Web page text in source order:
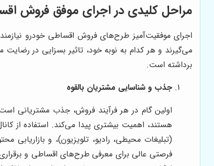
مراحل کلیدی در اجرای موفق فروش
اجرای موفقیت‌آمیز طرح‌های فروش اقساطی خودرو
می‌گیرند و هر کدام به نوبه خود، تاثیر بسزایی در
برداشته است.
جذب و شناسایی مشتریان بالقوه
اولین گام در هر فرآیند فروش، جذب مشتریانی است
هستند، اهمیت بیشتری پیدا می‌کند. استفاده از
(تبلیغات محیطی، رادیو، تلویزیون)، و
فرصتی عالی برای معرفی طرح‌های اقساطی و برقراری